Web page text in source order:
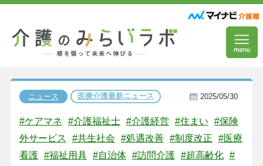
ニュース 医療介護最新ニュース 2025/05/30
#ケアマネ #介護福祉士 #介護経営 #住まい
#保険
外サービス
#共生社会 #処遇改善 #制度改正
#医療
看護 #福祉用具 #自治体 #訪問介護 #超高齢化 #